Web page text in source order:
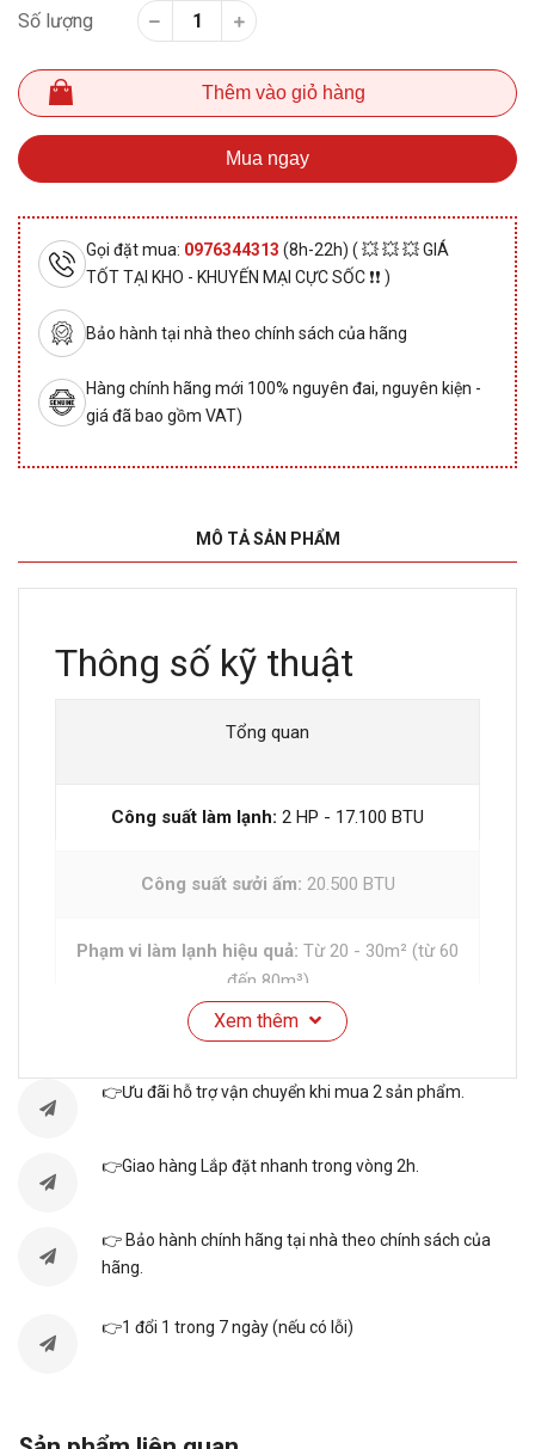
Số lượng
Thêm vào giỏ hàng
Mua ngay
Gọi đặt mua: 0976344313 (8h-22h) ( 💥 💥 💥 GIÁ
TỐT TẠI KHO - KHUYẾN MẠI CỰC SỐC ❗❗ )
Bảo hành tại nhà theo chính sách của hãng
Hàng chính hãng mới 100% nguyên đai, nguyên kiện -
giá đã bao gồm VAT)
MÔ TẢ SẢN PHẨM
Thông số kỹ thuật
Tổng quan
Công suất làm lạnh: 2 HP - 17.100 BTU
Công suất sưởi ấm: 20.500 BTU
Phạm vi làm lạnh hiệu quả: Từ 20 - 30m² (từ 60
đến 80m³)
Công nghệ Inverter:Inverter, ECO tích hợp A.I
Công suất tiêu thụ điện trung bình: 1.13 kW/h
Tính năng
Tiện ích:Chế độ kiểm soát độ ẩm, Chế độ ngủ
Xem thêm
👉Ưu đãi hỗ trợ vận chuyển khi mua 2 sản phẩm.
👉Giao hàng Lắp đặt nhanh trong vòng 2h.
👉 Bảo hành chính hãng tại nhà theo chính sách của
hãng.
👉1 đổi 1 trong 7 ngày (nếu có lỗi)